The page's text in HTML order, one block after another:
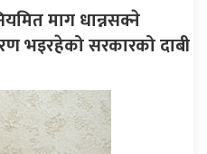
माग धान्नसक्ने
भइरहेको सरकारको दाबी